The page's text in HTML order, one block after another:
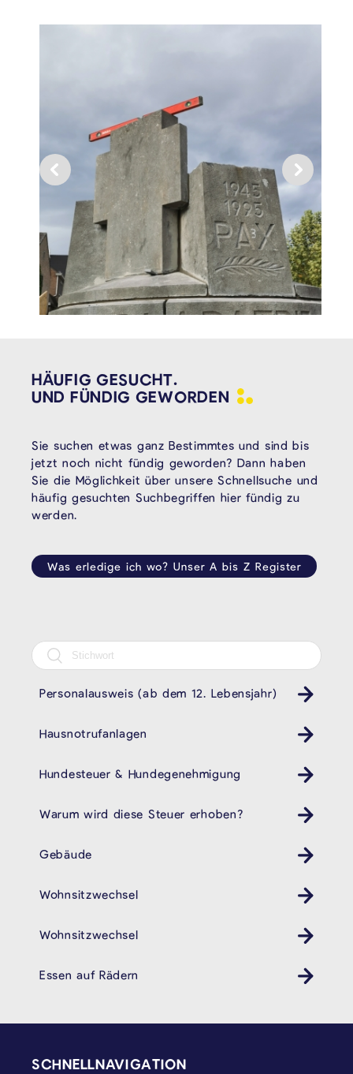
HÄUFIG GESUCHT.
UND FÜNDIG GEWORDEN
Sie suchen etwas ganz Bestimmtes und sind bis
jetzt noch nicht fündig geworden? Dann haben
Sie die Möglichkeit über unsere Schnellsuche und
häufig gesuchten Suchbegriffen hier fündig zu
werden.
Was erledige ich wo? Unser A bis Z Register
Personalausweis (ab dem 12. Lebensjahr)
Pass ID Ausweis
Hausnotrufanlagen
Hundesteuer & Hundegenehmigung
Warum wird diese Steuer erhoben?
Gebäude
Wohnsitzwechsel
Wohnsitzwechsel
Essen auf Rädern
SCHNELLNAVIGATION